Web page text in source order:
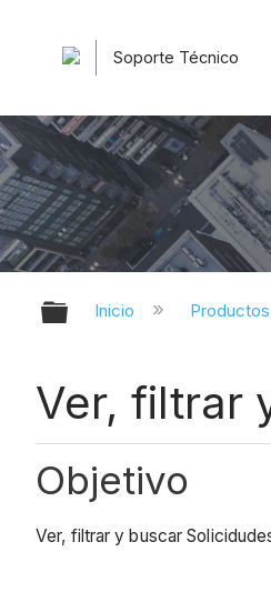
Soporte Técnico
Expandir/
Inicio Productos
Ver, filtrar
Objetivo
Ver, filtrar y buscar